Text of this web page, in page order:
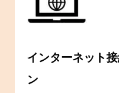
インターネット
ン